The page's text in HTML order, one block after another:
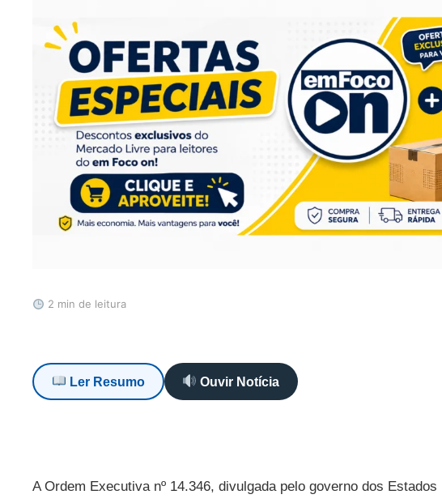
2 min de leitura
Ler Resumo Ouvir Notícia
A Ordem Executiva nº 14.346, divulgada pelo governo dos